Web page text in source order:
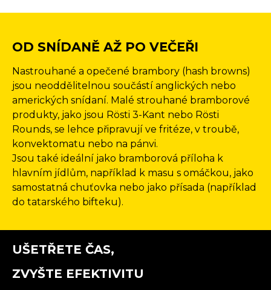
OD SNÍDANĚ AŽ PO VEČEŘI
Nastrouhané a opečené brambory (hash browns)
jsou neoddělitelnou součástí anglických nebo
amerických snídaní. Malé strouhané bramborové
produkty, jako jsou Rösti 3-Kant nebo Rösti
Rounds, se lehce připravují ve fritéze, v troubě,
konvektomatu nebo na pánvi.
Jsou také ideální jako bramborová příloha k
hlavním jídlům, například k masu s omáčkou, jako
samostatná chuťovka nebo jako přísada (například
do tatarského bifteku).
UŠETŘETE ČAS,
ZVYŠTE EFEKTIVITU